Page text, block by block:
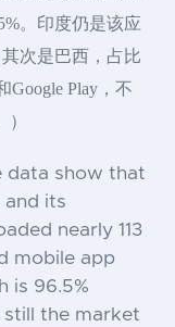
。印度仍是该应
次是巴西，占比
Google Play，不
data show that
its
nearly 113
mobile app
is 96.5%
still the market